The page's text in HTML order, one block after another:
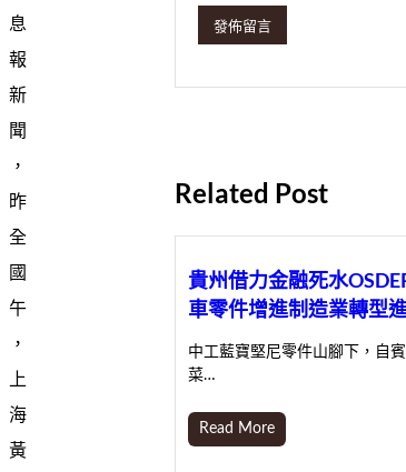
息
報
新
聞
，
昨
全
國
午
，
上
海
黃
Related Post
貴州借力金融死水
車零件增進制造業轉型
中工藍寶堅尼零件山腳下，自
菜…
Read More